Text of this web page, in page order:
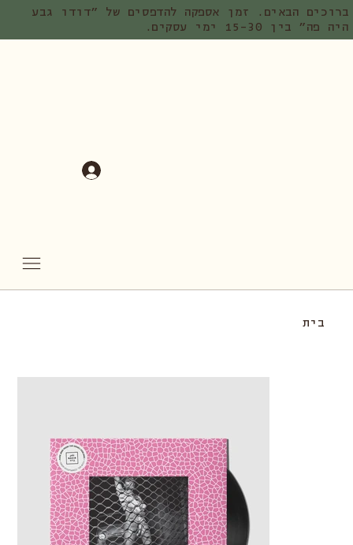
ברוכים הבאים. זמן אספקה להדפסים של ״דודו גבע
היה פה״ בין 15-30 ימי עסקים.
בית